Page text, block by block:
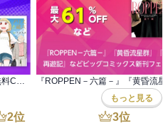
「モン娘」など人気作品が10巻まで無料COMIC リュウWEB8周年夏休みSUPER SALE 2
もっと見る
2位 3位